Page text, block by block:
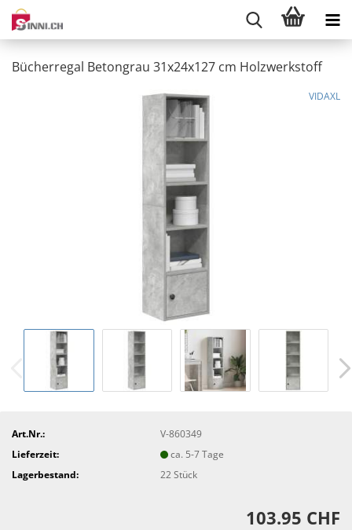
Bücherregal Betongrau 31x24x127 cm Holzwerkstoff
VIDAXL
Art.Nr.:
V-860349
Lieferzeit:
ca. 5-7 Tage
Lagerbestand:
22Stück
103.95 CHF